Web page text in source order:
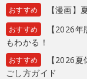
おすすめ 【漫画】
おすすめ
【2026
もわかる！
おすすめ
【2026
ごし方ガイド